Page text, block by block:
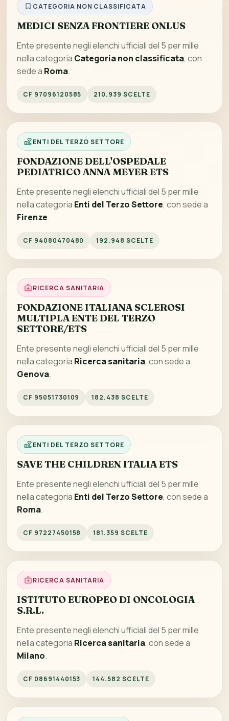
CATEGORIA NON CLASSIFICATA
MEDICI SENZA FRONTIERE ONLUS
Ente presente negli elenchi ufficiali del 5 per mille
nella categoria Categoria non classificata, con
sede a Roma.
CF 97096120585 210.939 SCELTE
ENTI DEL TERZO SETTORE
FONDAZIONE DELL'OSPEDALE
PEDIATRICO ANNA MEYER ETS
Ente presente negli elenchi ufficiali del 5 per mille
nella categoria Enti del Terzo Settore, con sede a
Firenze.
CF 94080470480 192.948 SCELTE
RICERCA SANITARIA
FONDAZIONE ITALIANA SCLEROSI
MULTIPLA ENTE DEL TERZO
SETTORE/ETS
Ente presente negli elenchi ufficiali del 5 per mille
nella categoria Ricerca sanitaria, con sede a
Genova.
CF 95051730109 182.438 SCELTE
ENTI DEL TERZO SETTORE
SAVE THE CHILDREN ITALIA ETS
Ente presente negli elenchi ufficiali del 5 per mille
nella categoria Enti del Terzo Settore, con sede a
Roma.
CF 97227450158 181.359 SCELTE
RICERCA SANITARIA
ISTITUTO EUROPEO DI ONCOLOGIA
S.R.L.
Ente presente negli elenchi ufficiali del 5 per mille
nella categoria Ricerca sanitaria, con sede a
Milano.
CF 08691440153 144.582 SCELTE